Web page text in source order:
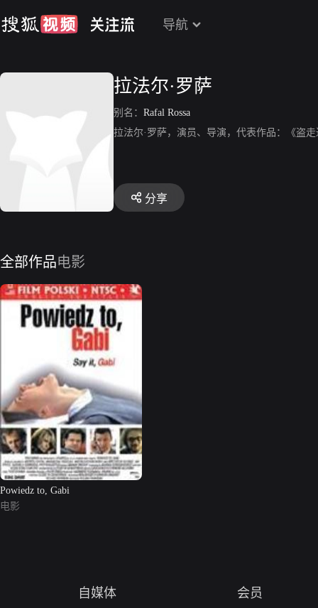
导航
拉法尔·罗萨
别名： Rafal Rossa
拉法尔·罗萨，演员、导演，代表作品：《盗
分享
全部作品电影
Powiedz to, Gabi
电影
自媒体 会员